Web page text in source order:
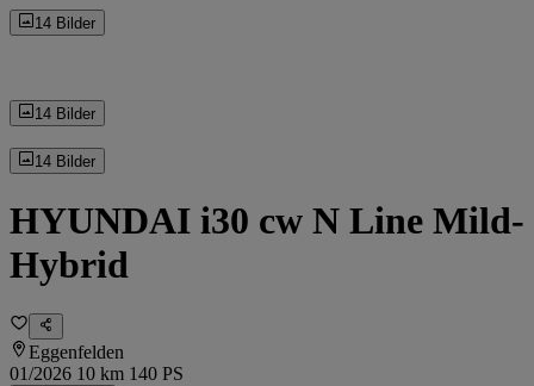
14 Bilder
14 Bilder
14 Bilder
HYUNDAI i30 cw N Line Mild-
Hybrid
Eggenfelden
01/2026 10 km 140 PS